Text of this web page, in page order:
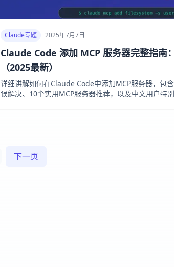
Claude专题 2025年7月7日
Claude Code 添加 MCP 服务器完整指南
（2025最新）
详细讲解如何在Claude Code中添加MCP服务器，包
误解决、10个实用MCP服务器推荐，以及中文用户特
下一页